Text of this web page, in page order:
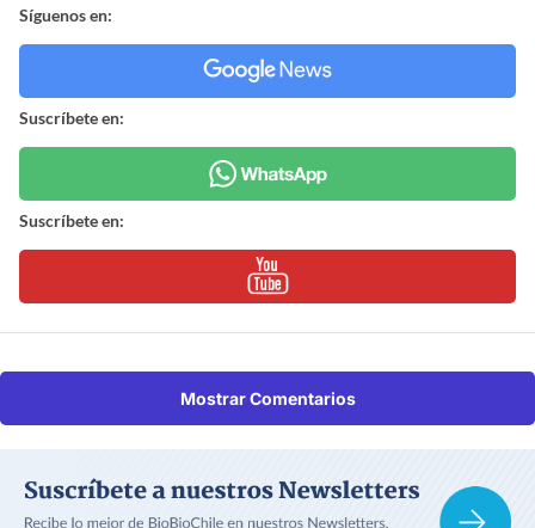
Síguenos en:
Suscríbete en:
Suscríbete en:
Mostrar Comentarios